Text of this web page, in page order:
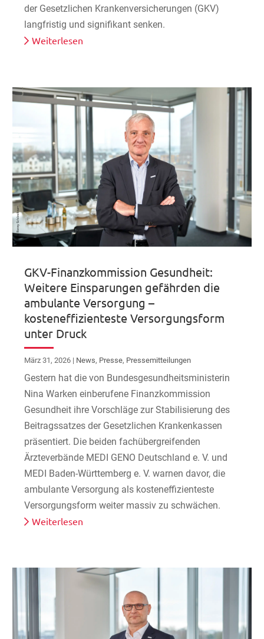
der Gesetzlichen Krankenversicherungen (GKV)
langfristig und signifikant senken.
Weiterlesen
GKV-Finanzkommission Gesundheit:
Weitere Einsparungen gefährden die
ambulante Versorgung –
kosteneffizienteste Versorgungsform
unter Druck
März 31, 2026 | News, Presse, Pressemitteilungen
Gestern hat die von Bundesgesundheitsministerin
Nina Warken einberufene Finanzkommission
Gesundheit ihre Vorschläge zur Stabilisierung des
Beitragssatzes der Gesetzlichen Krankenkassen
präsentiert. Die beiden fachübergreifenden
Ärzteverbände MEDI GENO Deutschland e. V. und
MEDI Baden-Württemberg e. V. warnen davor, die
ambulante Versorgung als kosteneffizienteste
Versorgungsform weiter massiv zu schwächen.
Weiterlesen